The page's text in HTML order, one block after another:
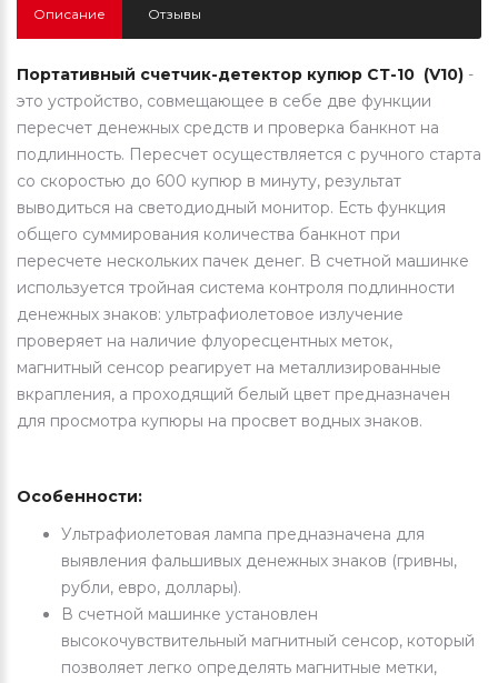
Описание Отзывы
Портативный счетчик-детектор купюр СТ-10 (V10) -
это устройство, совмещающее в себе две функции
пересчет денежных средств и проверка банкнот на
подлинность. Пересчет осуществляется с ручного старта
со скоростью до 600 купюр в минуту, результат
выводиться на светодиодный монитор. Есть функция
общего суммирования количества банкнот при
пересчете нескольких пачек денег. В счетной машинке
используется тройная система контроля подлинности
денежных знаков: ультрафиолетовое излучение
проверяет на наличие флуоресцентных меток,
магнитный сенсор реагирует на металлизированные
вкрапления, а проходящий белый цвет предназначен
для просмотра купюры на просвет водных знаков.
Особенности:
Ультрафиолетовая лампа предназначена для
выявления фальшивых денежных знаков (гривны,
рубли, евро, доллары).
В счетной машинке установлен
высокочувствительный магнитный сенсор, который
позволяет легко определять магнитные метки,